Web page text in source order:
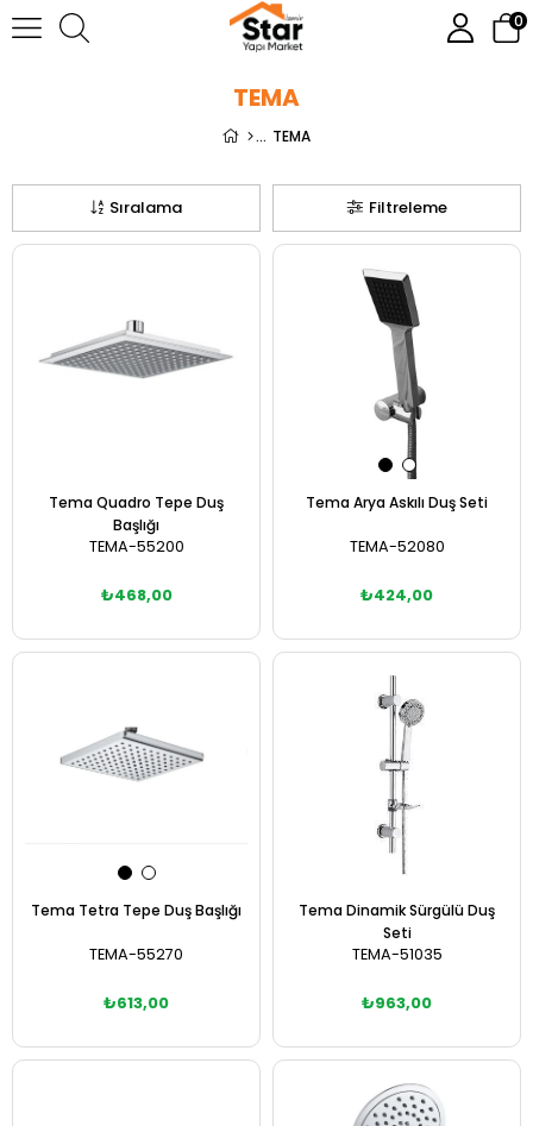
0
TEMA
TEMA
Filtreleme
Sıralama
Tema Quadro Tepe Duş
Başlığı
TEMA-55200
₺468,00
Tema Arya Askılı Duş Seti
TEMA-52080
₺424,00
Sepete Ekle
Tema Tetra Tepe Duş Başlığı
TEMA-55270
₺613,00
Tema Dinamik Sürgülü Duş
Seti
TEMA-51035
₺963,00
Sepete Ekle